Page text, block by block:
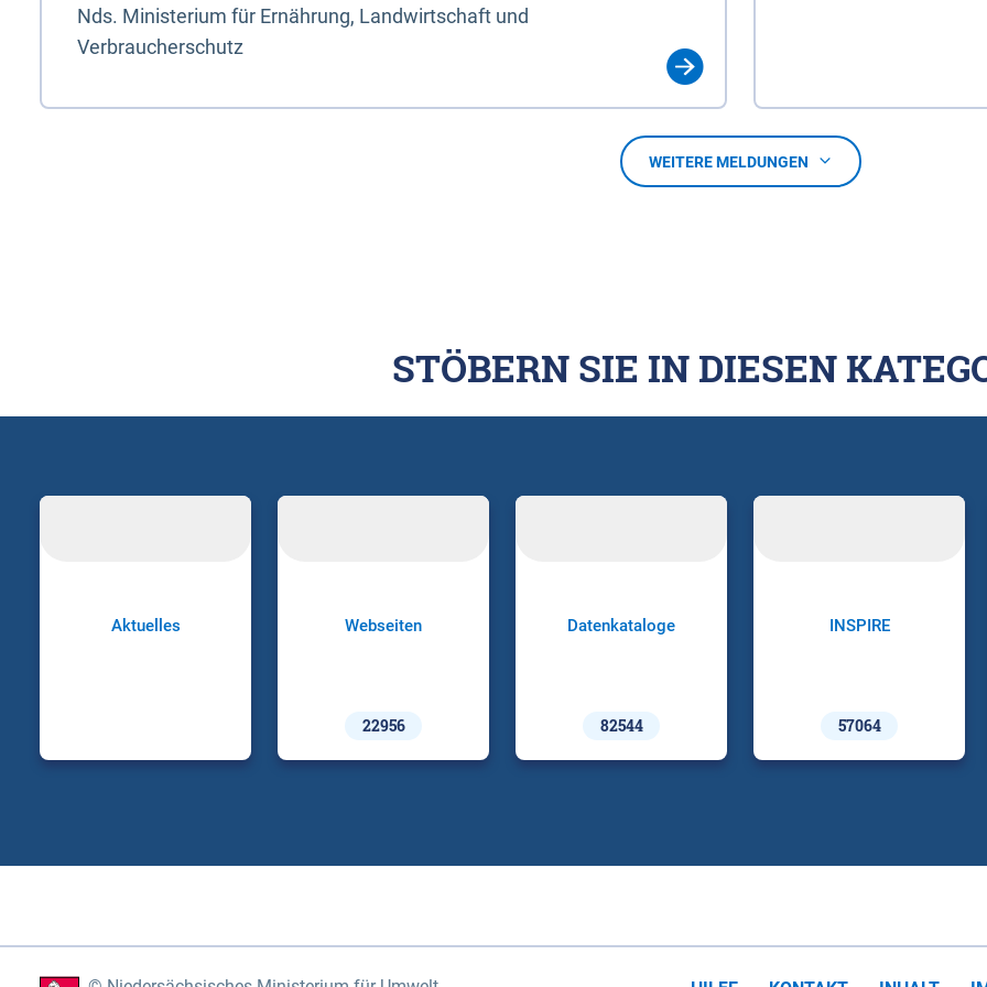
Nds. Ministerium für Ernährung, Landwirtschaft und
Verbraucherschutz
WEITERE MELDUNGEN
STÖBERN SIE IN DIESEN
Aktuelles Webseiten
22956
Datenkataloge
82544
INSPIRE
57064